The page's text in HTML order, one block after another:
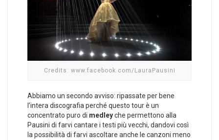
Credits: www.facebook.com/LauraPausini
Abbiamo un secondo avviso: ripassate per bene
l’intera discografia perché questo tour è un
concentrato puro di medleyche permettono alla
Pausini di farvi cantare i testi più vecchi, dandovi così
la possibilità di farvi ascoltare anche le canzoni meno